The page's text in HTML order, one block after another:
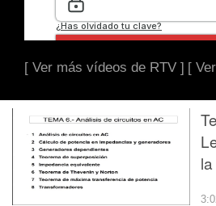
[ Ver más vídeos de RTV ] [